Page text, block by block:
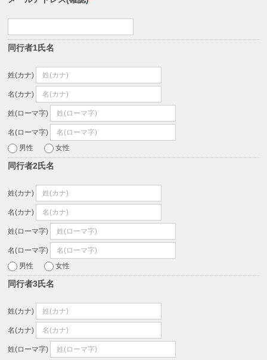
同行者1氏名
姓(カナ)
名(カナ)
姓(ローマ字)
名(ローマ字)
男性
女性
同行者2氏名
姓(カナ)
名(カナ)
姓(ローマ字)
名(ローマ字)
男性
女性
同行者3氏名
姓(カナ)
名(カナ)
姓(ローマ字)